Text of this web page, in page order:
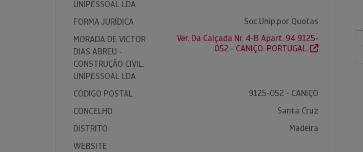
UNIPESSOAL LDA
FORMA JURÍDICA
Soc.Unip.por Quotas
MORADA DE VICTOR
DIAS ABREU -
CONSTRUÇÃO CIVIL,
UNIPESSOAL LDA
Ver. Da Calçada Nr. 4-B Apart. 94 9125-
052 - CANIÇO. PORTUGAL.
CÓDIGO POSTAL
9125-052 - CANIÇO
CONCELHO
Santa Cruz
DISTRITO
Madeira
WEBSITE